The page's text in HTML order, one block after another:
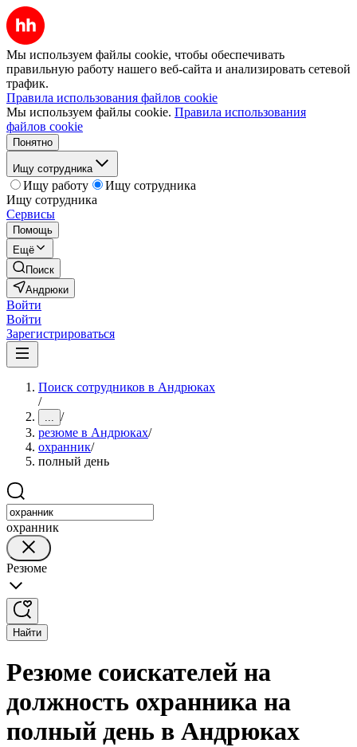
Мы используем файлы cookie, чтобы обеспечивать
правильную работу нашего веб-сайта и анализировать сетевой
трафик.
Правила использования файлов cookie
Мы используем файлы cookie. Правила использования
файлов cookie
Понятно
Ищу сотрудника
Ищу работу
Ищу сотрудника
Ищу сотрудника
Сервисы
Помощь
Ещё
Поиск
Андрюки
Войти
Войти
Зарегистрироваться
Поиск сотрудников в Андрюках
/
... /
резюме в Андрюках/
охранник/
полный день
охранник
Резюме
Найти
Резюме соискателей на
должность охранника на
полный день в Андрюках